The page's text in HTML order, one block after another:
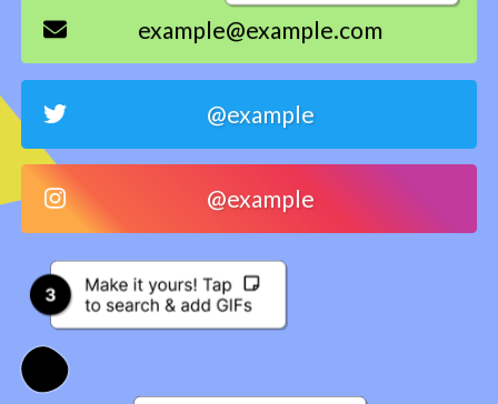
example@example.com
@example
@example